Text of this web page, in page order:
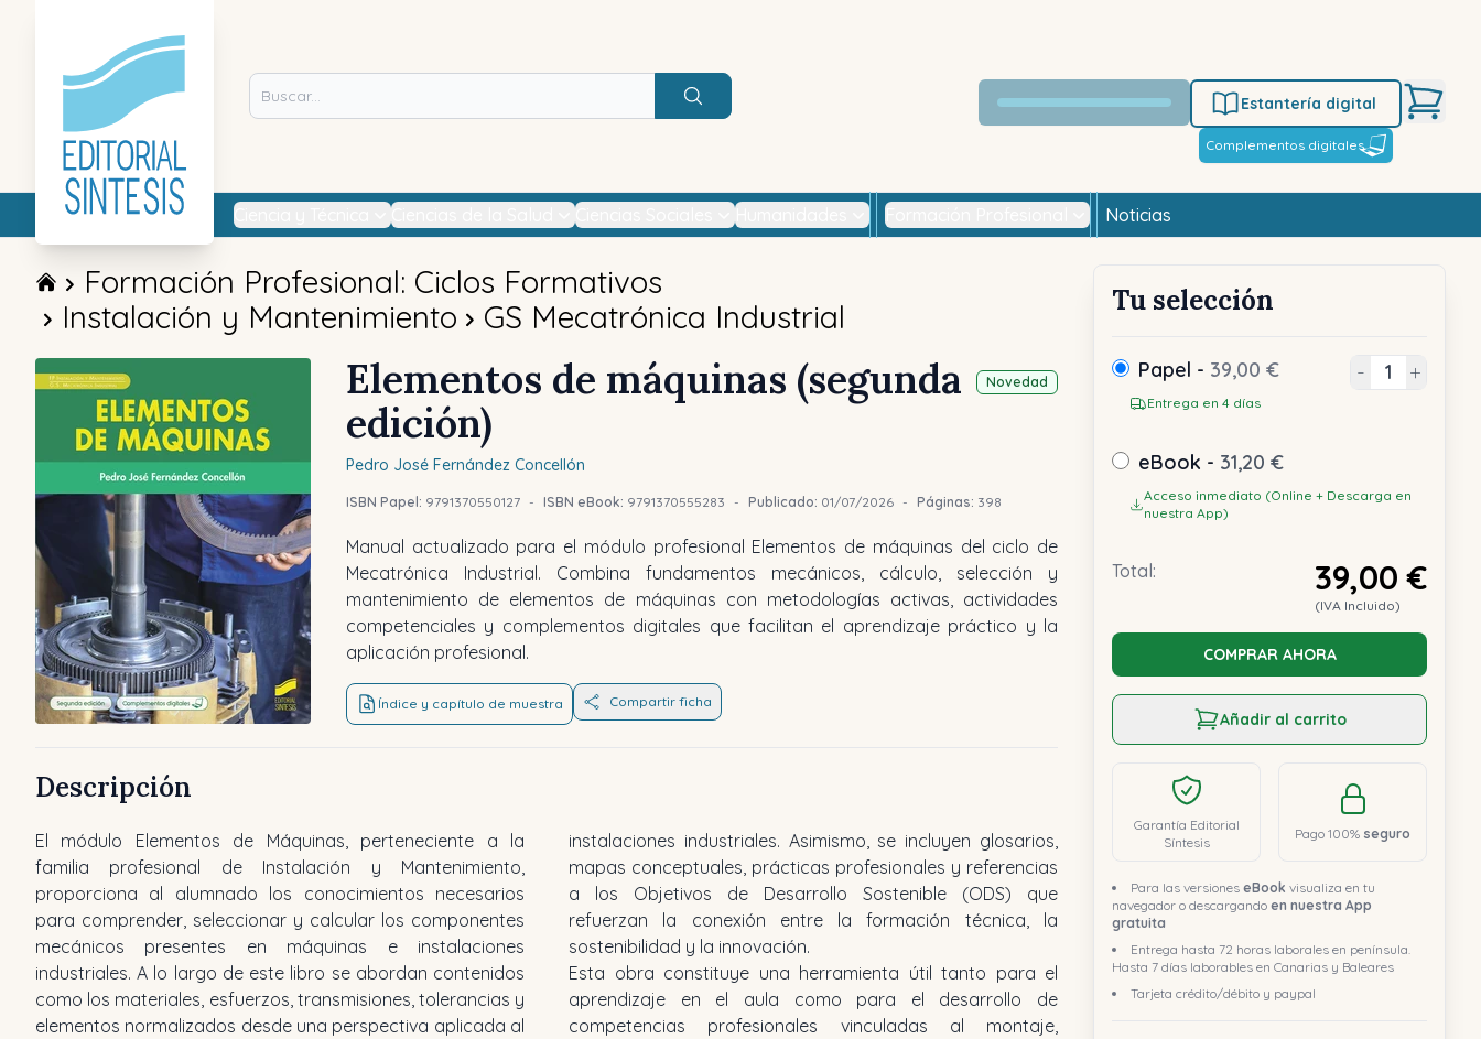
Buscar
Estantería digital
Complementos digitales
Noticias
Formación Profesional: Ciclos Formativos
Instalación y Mantenimiento
GS Mecatrónica Industrial
Novedad
Elementos de máquinas (segunda
edición)
Pedro José Fernández Concellón
ISBN Papel: 9791370550127 - ISBN eBook: 9791370555283 - Publicado: 01/07/2026 - Páginas: 398
Manual actualizado para el módulo profesional Elementos de máquinas del ciclo de
Mecatrónica Industrial. Combina fundamentos mecánicos, cálculo, selección y
mantenimiento de elementos de máquinas con metodologías activas, actividades
competenciales y complementos digitales que facilitan el aprendizaje práctico y la
aplicación profesional.
Índice y capítulo de muestra Compartir ficha
Tu selección
Papel - 39,00 €
Entrega en 4 días
- +
eBook - 31,20 €
Acceso inmediato (Online + Descarga en
nuestra App)
Total: 39,00 €
(IVA Incluido)
COMPRAR AHORA
Añadir al carrito
Garantía Editorial
Síntesis
Pago 100% seguro
Para las versiones eBook visualiza en tu
navegador o descargando en nuestra App
gratuita
Entrega hasta 72 horas laborales en península.
Hasta 7 días laborables en Canarias y Baleares
Tarjeta crédito/débito y paypal
Descripción
El módulo Elementos de Máquinas, perteneciente a la
familia profesional de Instalación y Mantenimiento,
proporciona al alumnado los conocimientos necesarios
para comprender, seleccionar y calcular los componentes
mecánicos presentes en máquinas e instalaciones
industriales. A lo largo de este libro se abordan contenidos
como los materiales, esfuerzos, transmisiones, tolerancias y
elementos normalizados desde una perspectiva aplicada al
instalaciones industriales. Asimismo, se incluyen glosarios,
mapas conceptuales, prácticas profesionales y referencias
a los Objetivos de Desarrollo Sostenible (ODS) que
refuerzan la conexión entre la formación técnica, la
sostenibilidad y la innovación.
Esta obra constituye una herramienta útil tanto para el
aprendizaje en el aula como para el desarrollo de
competencias profesionales vinculadas al montaje,